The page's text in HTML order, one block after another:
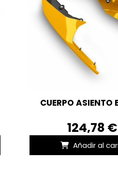
CUERPO ASIENTO
124,78 €
Añadir al